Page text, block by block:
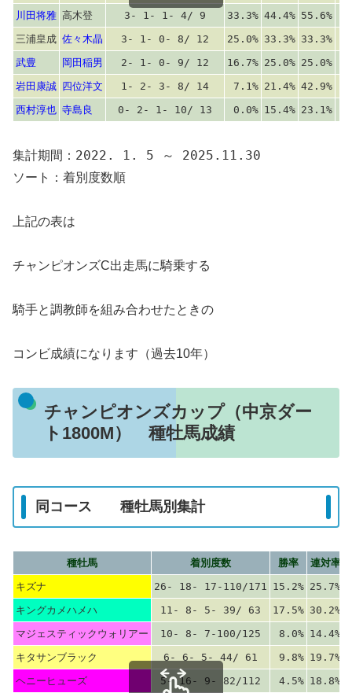
川田将雅 高木登 3- 1- 1- 4/ 9 33.3% 44.4% 55.6%
三浦皇成 佐々木晶 3- 1- 0- 8/ 12 25.0% 33.3% 33.3%
武豊
岡田稲男 2- 1- 0- 9/ 12 16.7% 25.0% 25.0%
岩田康誠 四位洋文 1- 2- 3- 8/ 14 7.1% 21.4% 42.9%
西村淳也 寺島良 0- 2- 1- 10/ 13 0.0% 15.4% 23.1%
集計期間：2022. 1. 5 ～ 2025.11.30
ソート：着別度数順
上記の表は
チャンピオンズC出走馬に騎乗する
騎手と調教師を組み合わせたときの
コンビ成績になります（過去10年）
チャンピオンズカップ（中京ダー
ト1800M） 種牡馬成績
同コース 種牡馬別集計
種牡馬 着別度数 勝率 連対率
キズナ
26- 18- 17-110/171 15.2% 25.7%
キングカメハメハ
11- 8- 5- 39/ 63 17.5% 30.2%
マジェスティックウォリアー
10- 8- 7-100/125 8.0% 14.4%
キタサンブラック
6- 6- 5- 44/ 61 9.8% 19.7%
ヘニーヒューズ
5- 16- 9- 82/112 4.5% 18.8%